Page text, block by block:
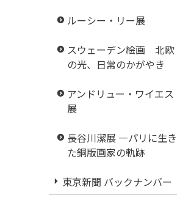
ルーシー・リー展
スウェーデン絵画 北欧
の光、日常のかがやき
アンドリュー・ワイエス
展
長谷川潔展 ―パリに生き
た銅版画家の軌跡
東京新聞 バックナンバー